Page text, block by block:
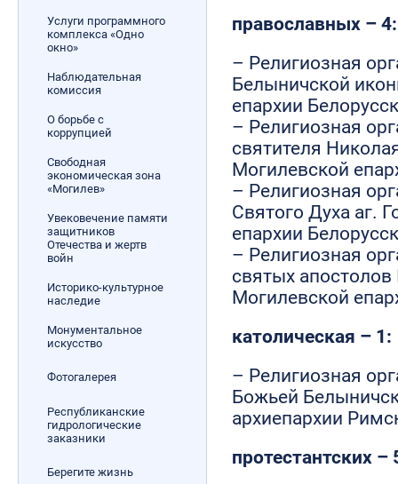
Услуги программного
комплекса «Одно
окно»
Наблюдательная
комиссия
О борьбе с
коррупцией
Свободная
экономическая зона
«Могилев»
Увековечение памяти
защитников
Отечества и жертв
войн
Историко-культурное
наследие
Монументальное
искусство
Фотогалерея
Республиканские
гидрологические
заказники
Берегите жизнь
православных – 4:
– Религиозная
Белыничской
епархии
– Религиозная
святителя
Могилевской
– Религиозная
Святого Духа аг.
епархии
– Религиозная
святых
Могилевской
католическая – 1:
– Религиозная
Божьей
архиепархии
протестантских –